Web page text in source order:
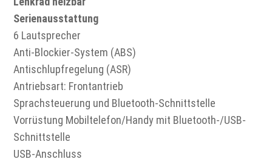
Serienausstattung
6 Lautsprecher
Anti-Blockier-System (ABS)
Antischlupfregelung (ASR)
Antriebsart: Frontantrieb
Sprachsteuerung und Bluetooth-Schnittstelle
Vorrüstung Mobiltelefon/Handy mit Bluetooth-/USB-
Schnittstelle
USB-Anschluss